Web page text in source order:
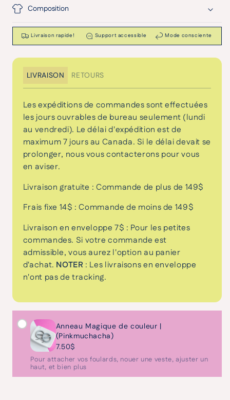
Composition
Livraison rapide! Support accessible Mode consciente
LIVRAISON RETOURS
Les expéditions de commandes sont effectuées
les jours ouvrables de bureau seulement (lundi
au vendredi). Le délai d'expédition est de
maximum 7 jours au Canada. Si le délai devait se
prolonger, nous vous contacterons pour vous
en aviser.
Livraison gratuite : Commande de plus de 149$
Frais fixe 14$ : Commande de moins de 149$
Livraison en enveloppe 7$ : Pour les petites
commandes. Si votre commande est
admissible, vous aurez l'option au panier
d'achat. NOTER : Les livraisons en enveloppe
n'ont pas de tracking.
Anneau Magique de couleur |
(Pinkmuchacha)
7.50$
Pour attacher vos foulards, nouer une veste, ajuster un
haut, et bien plus